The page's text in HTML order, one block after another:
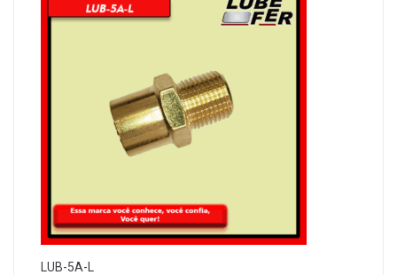
LUB-5A-L